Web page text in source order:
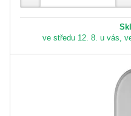
ve středu 12. 8. u vás,